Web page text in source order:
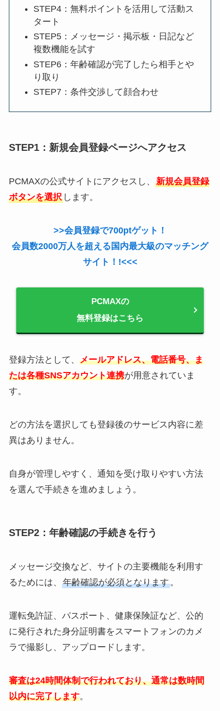
STEP4：無料ポイントを活用して活動ス
タート
STEP5：メッセージ・掲示板・日記など
複数機能を試す
STEP6：年齢確認が完了したら相手とや
り取り
STEP7：条件交渉して顔合わせ
STEP1：新規会員登録ページへアクセス
PCMAXの公式サイトにアクセスし、 新規会員登録
ボタンを選択します。
>>会員登録で700ptゲット！
会員数2000万人を超える国内最大級のマッチング
サイト！!<<<
PCMAXの
無料登録はこちら
登録方法として、 メールアドレス、電話番号、ま
たは各種SNSアカウント連携が用意されていま
す。
どの方法を選択しても登録後のサービス内容に差
異はありません。
自身が管理しやすく、通知を受け取りやすい方法
を選んで手続きを進めましょう。
STEP2：年齢確認の手続きを行う
メッセージ交換など、サイトの主要機能を利用す
るためには、 年齢確認が必須となります。
運転免許証、パスポート、健康保険証など、公的
に発行された身分証明書をスマートフォンのカメ
ラで撮影し、アップロードします。
審査は24時間体制で行われており、通常は数時間
以内に完了します。